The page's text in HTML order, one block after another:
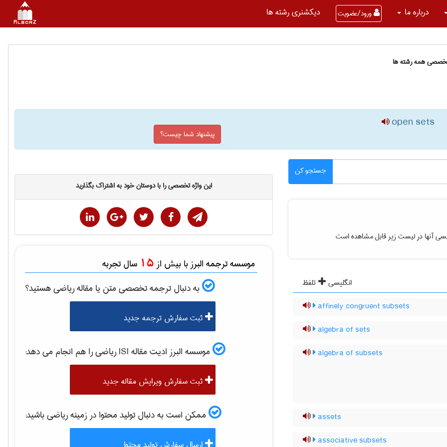
درباره ما ورود/عضویت دیکشنری رشته ها
همه رشته ها
open sets
پیشنهاد شما چیست؟
جستجو کن
آنها در لیست زیر قابل مشاهده است
انگلیسی تلفظ
affinely congruent subsets
algebra of sets
algebra of subsets
assets
associative subsets
این واژه تخصصی را با دوستان خود به اشتراک بگذارید
موسسه ترجمه البرز با بیش از 15 سال تجربه
به دنبال ترجمه تخصصی متن یا مقالهرياضیهستید؟
ثبت سفارش ترجمه جدید
موسسه البرز ادیت مقاله ISI رياضیرا هم انجام می دهد:
ثبت سفارش ویرایش مقاله جدید
ممکن است به دنبال تولید محتوا در زمینهرياضیباشید: